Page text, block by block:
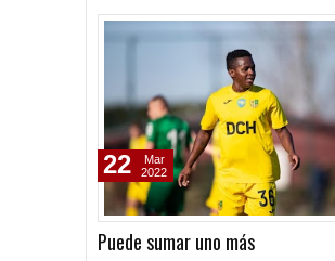
Puede sumar uno más
22
Mar
2022